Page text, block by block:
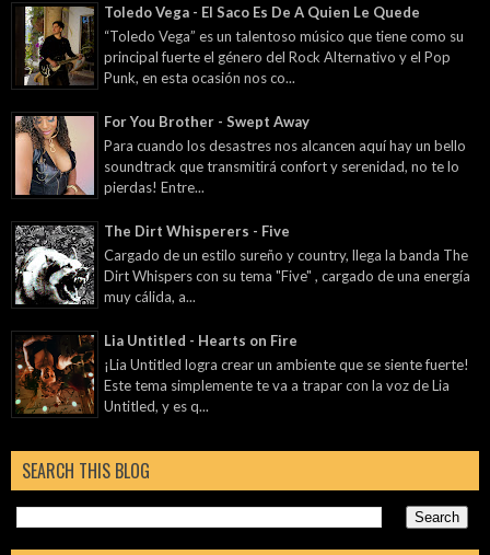
Toledo Vega - El Saco Es De A Quien Le Quede
“Toledo Vega” es un talentoso músico que tiene como su
principal fuerte el género del Rock Alternativo y el Pop
Punk, en esta ocasión nos co...
For You Brother - Swept Away
Para cuando los desastres nos alcancen aquí hay un bello
soundtrack que transmitirá confort y serenidad, no te lo
pierdas! Entre...
The Dirt Whisperers - Five
Cargado de un estilo sureño y country, llega la banda The
Dirt Whispers con su tema "Five" , cargado de una energía
muy cálida, a...
Lia Untitled - Hearts on Fire
¡Lia Untitled logra crear un ambiente que se siente fuerte!
Este tema simplemente te va a trapar con la voz de Lia
Untitled, y es q...
SEARCH THIS BLOG